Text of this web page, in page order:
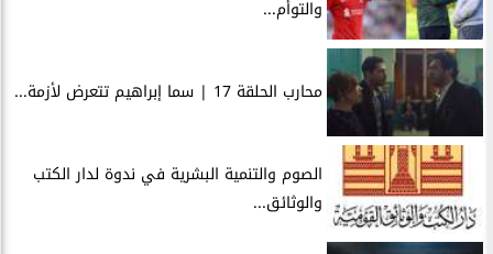
والتوأم...
محارب الحلقة 17 | سما إبراهيم تتعرض لأزمة...
الصوم والتنمية البشرية في ندوة لدار الكتب
والوثائق...